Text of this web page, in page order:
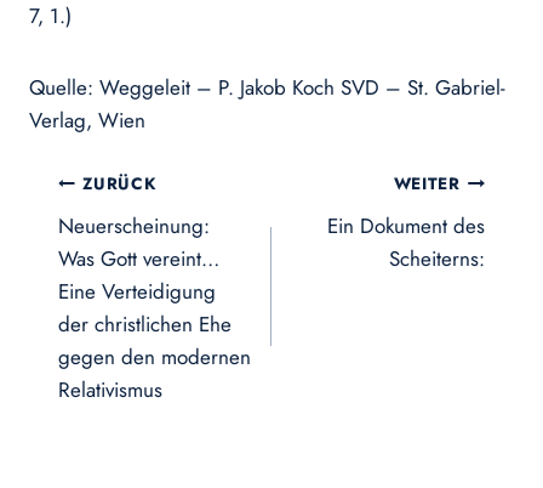
7, 1.)
Quelle: Weggeleit – P. Jakob Koch SVD – St. Gabriel-
Verlag, Wien
Beitragsnavigation
ZURÜCK
Neuerscheinung:
Was Gott vereint…
Eine Verteidigung
der christlichen Ehe
gegen den modernen
Relativismus
WEITER
Ein Dokument des
Scheiterns: